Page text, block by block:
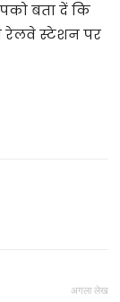
बता दें कि
रेलवे स्टेशन पर
अगला लेख